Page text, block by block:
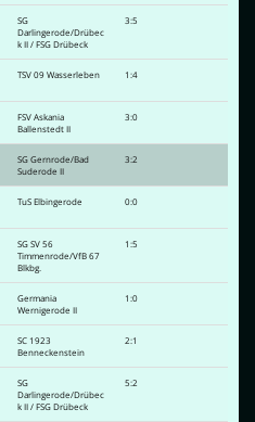
SG
Darlingerode/Drübec
k II / FSG Drübeck
3:5
TSV 09 Wasserleben 1:4
FSV Askania
Ballenstedt II
3:0
SG Gernrode/Bad
Suderode II
3:2
TuS Elbingerode 0:0
SG SV 56
Timmenrode/VfB 67
Blkbg.
1:5
Germania
Wernigerode II
1:0
SC 1923
Benneckenstein
2:1
SG
Darlingerode/Drübec
k II / FSG Drübeck
5:2